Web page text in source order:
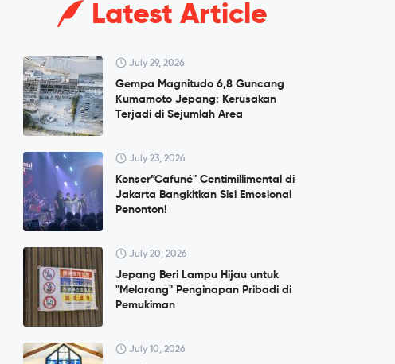
Latest Article
July 29, 2026
Gempa Magnitudo 6,8 Guncang
Kumamoto Jepang: Kerusakan
Terjadi di Sejumlah Area
July 23, 2026
Konser”Cafuné" Centimillimental di
Jakarta Bangkitkan Sisi Emosional
Penonton!
July 20, 2026
Jepang Beri Lampu Hijau untuk
"Melarang" Penginapan Pribadi di
Pemukiman
July 10, 2026